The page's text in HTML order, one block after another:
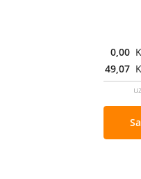
0,00
49,07